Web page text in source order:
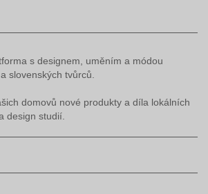
s designem, uměním a módou
slovenských tvůrců.
domovů nové produkty a díla lokálních
design studií.